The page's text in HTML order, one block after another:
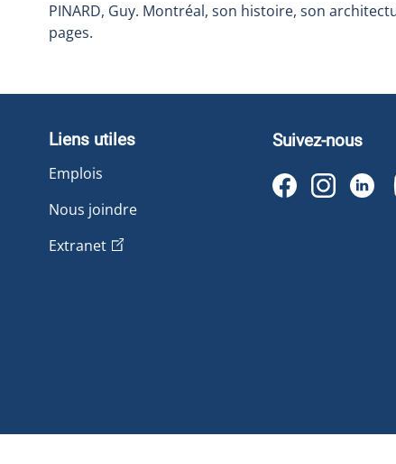
PINARD, Guy. Montréal, son histoire, son
pages.
Liens utiles
Emplois
Nous joindre
Extranet
Suivez-nous